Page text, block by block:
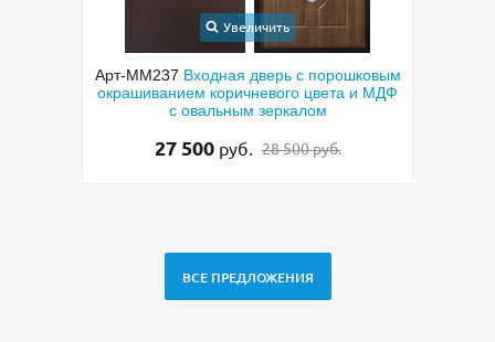
Увеличить
Арт-ММ267 Входная двустворчатая дверь
с коричневыми панелями МДФ, стеклами
и арочной фрамугой
135 500 руб. 138 500 руб.
ВСЕ ПРЕДЛОЖЕНИЯ